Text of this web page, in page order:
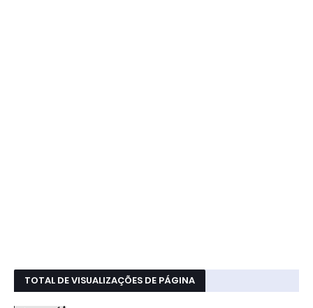
TOTAL DE VISUALIZAÇÕES DE PÁGINA